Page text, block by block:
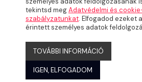
tekintsd megAdatvédelmi és
szabályzatunkat. Elfogadod ezeket
érintett személyes adatok
TOVÁBBI INFORMÁCIÓ
IGEN, ELFOGADOM